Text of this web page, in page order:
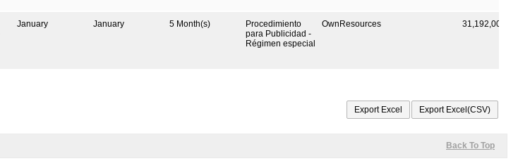
January January 5 Month(s)
Procedimiento
para Publicidad -
Régimen especial
OwnResources 31,192,000
Back To Top